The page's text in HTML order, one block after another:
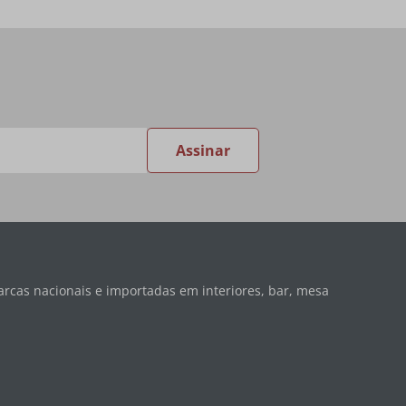
Assinar
nacionais e importadas em interiores, bar, mesa